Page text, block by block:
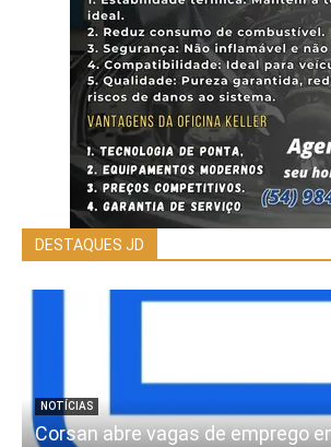
DESTAQUES JD
NOTÍCIAS
Corsan abre vagas de emprego